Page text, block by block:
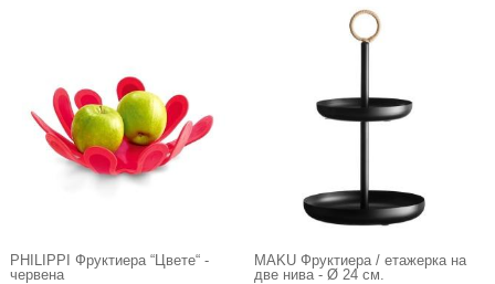
PHILIPPI Фруктиера “Цвете“ -
червена
MAKU Фруктиера / етажерка на
две нива - Ø 24 см.